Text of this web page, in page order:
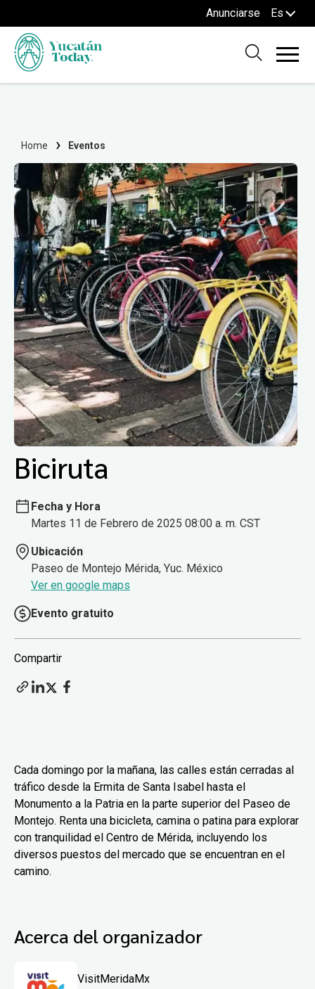
Anunciarse Es
Home Eventos
Biciruta
Fecha y Hora
Martes 11 de Febrero de 2025 08:00 a. m. CST
Ubicación
Paseo de Montejo Mérida, Yuc. México
Ver en google maps
Evento gratuito
Compartir
Cada domingo por la mañana, las calles están cerradas al
tráfico desde la Ermita de Santa Isabel hasta el
Monumento a la Patria en la parte superior del Paseo de
Montejo. Renta una bicicleta, camina o patina para explorar
con tranquilidad el Centro de Mérida, incluyendo los
diversos puestos del mercado que se encuentran en el
camino.
Acerca del organizador
VisitMeridaMx